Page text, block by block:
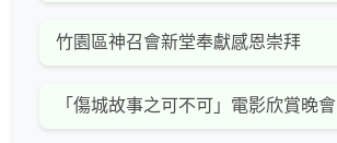
竹園區神召會新堂奉獻感恩崇拜
「傷城故事之可不可」電影欣賞晚會